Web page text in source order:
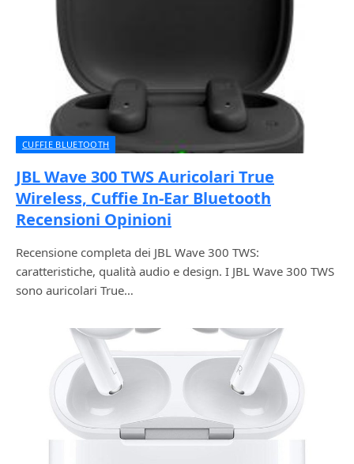
CUFFIE BLUETOOTH
JBL Wave 300 TWS Auricolari True
Wireless, Cuffie In-Ear Bluetooth
Recensioni Opinioni
Recensione completa dei JBL Wave 300 TWS:
caratteristiche, qualità audio e design. I JBL Wave 300 TWS
sono auricolari True…